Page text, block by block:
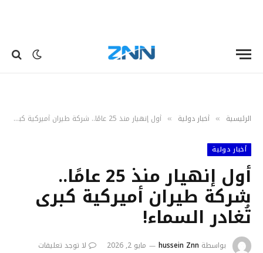
الرئيسية » أخبار دولية » أول إنهيار منذ 25 عامًا.. شركة طيران أميركية كبرى تُغادر السماء!
أخبار دولية
أول إنهيار منذ 25 عامًا..
شركة طيران أميركية كبرى
تُغادر السماء!
بواسطة hussein Znn مايو 2, 2026
لا توجد تعليقات